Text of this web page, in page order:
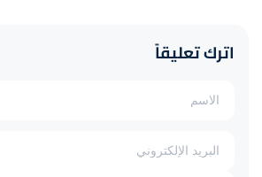
اترك تعليقاً